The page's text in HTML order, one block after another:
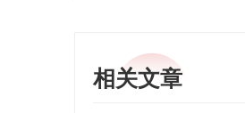
相关文章